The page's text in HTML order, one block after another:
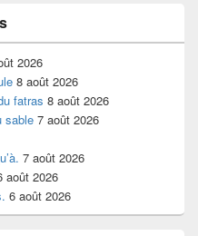
2026
8 août 2026
fatras 8 août 2026
sable 7 août 2026
7 août 2026
août 2026
6 août 2026